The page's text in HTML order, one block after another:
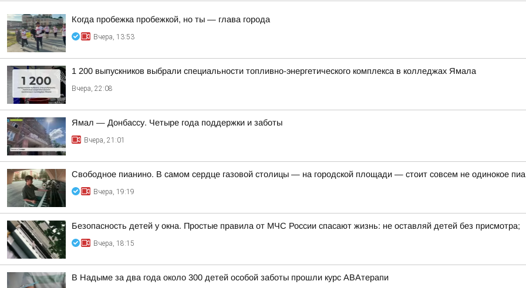
Когда пробежка пробежкой, но ты — глава города
Вчера, 13:53
1 200 выпускников выбрали специальности топливно-энергетического комплекса в колледжах Ямала
Вчера, 22:08
Ямал — Донбассу. Четыре года поддержки и заботы
Вчера, 21:01
Свободное пианино. В самом сердце газовой столицы — на городской площади — стоит совсем не одинокое
Вчера, 19:19
Безопасность детей у окна. Простые правила от МЧС России спасают жизнь: не оставляй детей без присмотра;
Вчера, 18:15
В Надыме за два года около 300 детей особой заботы прошли курс АВАтерапи